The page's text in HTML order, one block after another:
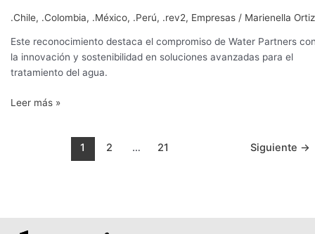
.Chile, .Colombia, .México, .Perú, .rev2, Empresas / Marienella Ortiz
Este reconocimiento destaca el compromiso de Water Partners
la innovación y sostenibilidad en soluciones avanzadas para el
tratamiento del agua.
Leer más »
1 2 … 21 Siguiente →